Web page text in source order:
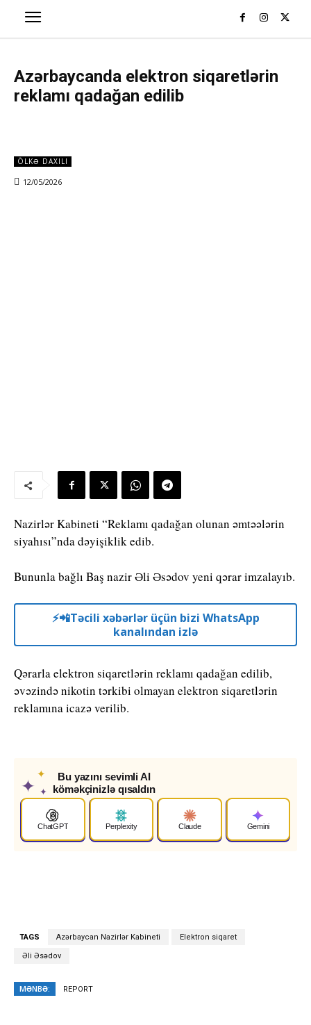
Azərbaycanda elektron siqaretlərin
reklamı qadağan edilib
ÖLKƏ DAXILI
12/05/2026
Nazirlər Kabineti “Reklamı qadağan olunan əmtəələrin
siyahısı”nda dəyişiklik edib.
Bununla bağlı Baş nazir Əli Əsədov yeni qərar imzalayıb.
⚡️📲Təcili xəbərlər üçün bizi WhatsApp
kanalından izlə
Qərarla elektron siqaretlərin reklamı qadağan edilib,
əvəzində nikotin tərkibi olmayan elektron siqaretlərin
reklamına icazə verilib.
✦
✦
✦
Bu yazını sevimli AI
köməkçinizlə qısaldın
ChatGPT Perplexity Claude Gemini
TAGS Azərbaycan Nazirlər Kabineti Elektron siqaret
Əli Əsədov
MƏNBƏ: REPORT